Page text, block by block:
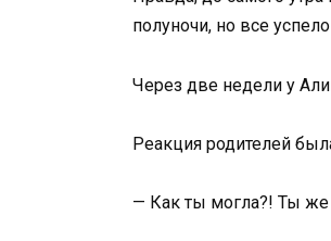
полуночи, но все
Через две недели у
Реакция родителей
— Как ты могла?! Ты же